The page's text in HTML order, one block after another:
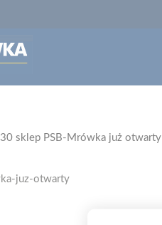
30 sklep PSB-Mrówka już otwarty